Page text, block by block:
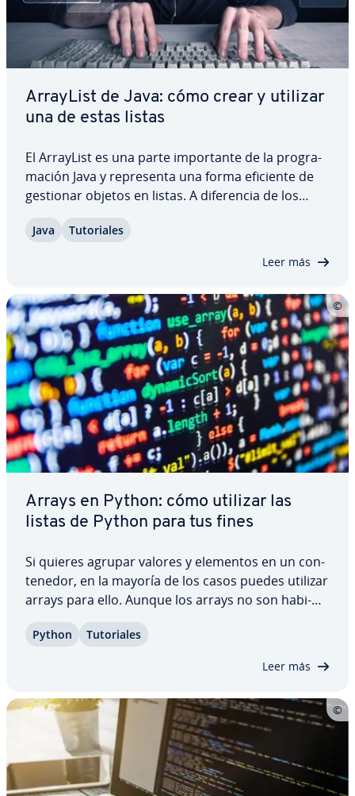
ArrayList de Java: cómo crear y utilizar
una de estas listas
El ArrayList es una parte im­po­r­ta­n­te de la pro­gra­
ma­ción Java y re­pre­se­n­ta una forma eficiente de
gestionar objetos en listas. A di­fe­re­n­cia de los
ca­me­n­te su tamaño y dispone de funciones para
Java Tu­to­ria­les
Leer más
Arrays en Python: cómo utilizar las
listas de Python para tus fines
Si quieres agrupar valores y elementos en un co­n­
te­ne­dor, en la mayoría de los casos puedes utilizar
arrays para ello. Aunque los arrays no son ha­bi­
este lenguaje de pro­gra­ma­ción: puedes crear
Python Tu­to­ria­les
Leer más